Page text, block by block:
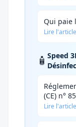
Qui paie
Lire
🧴 Speed
(CE) n°
Lire